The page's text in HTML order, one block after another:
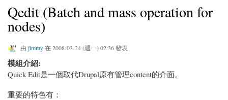
Qedit (Batch and mass operation for
nodes)
由 jimmy在 2008-03-24 (週一) 02:36 發表
模組介紹:
Quick Edit是一個取代Drupal原有管理content的介面。
重要的特色有：